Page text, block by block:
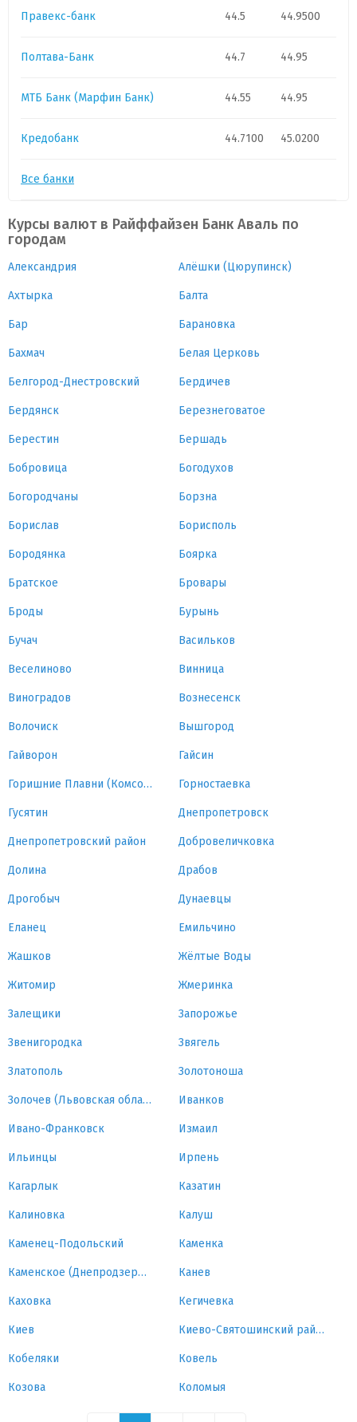
Правекс-банк 44.5 44.9500
Полтава-Банк 44.7 44.95
МТБ Банк (Марфин Банк) 44.55 44.95
Кредобанк 44.7100 45.0200
Все банки
Курсы валют в Райффайзен Банк Аваль по
городам
Александрия Алёшки (Цюрупинск)
Ахтырка Балта
Бар Барановка
Бахмач Белая Церковь
Белгород-Днестровский Бердичев
Бердянск Березнеговатое
Берестин Бершадь
Бобровица Богодухов
Богородчаны Борзна
Борислав Борисполь
Бородянка Боярка
Братское Бровары
Броды Бурынь
Бучач Васильков
Веселиново Винница
Виноградов Вознесенск
Волочиск Вышгород
Гайворон Гайсин
Горишние Плавни (Комсомольск) Горностаевка
Гусятин Днепропетровск
Днепропетровский район Добровеличковка
Долина Драбов
Дрогобыч Дунаевцы
Еланец Емильчино
Жашков Жёлтые Воды
Житомир Жмеринка
Залещики Запорожье
Звенигородка Звягель
Златополь Золотоноша
Золочев (Львовская область) Иванков
Ивано-Франковск Измаил
Ильинцы Ирпень
Кагарлык Казатин
Калиновка Калуш
Каменец-Подольский Каменка
Каменское (Днепродзержинск) Канев
Каховка Кегичевка
Киев Киево-Святошинский район
Кобеляки Ковель
Козова Коломыя